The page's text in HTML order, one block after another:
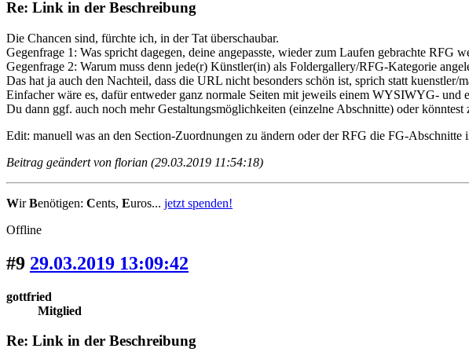
Re: Link in der Beschreibung
Die Chancen sind, fürchte ich, in der Tat überschaubar.
Gegenfrage 1: Was spricht dagegen, deine angepasste, wieder zum Laufen gebrachte RFG
Gegenfrage 2: Warum muss denn jede(r) Künstler(in) als Foldergallery/RFG-Kategorie
Das hat ja auch den Nachteil, dass die URL nicht besonders schön ist, sprich statt
Einfacher wäre es, dafür entweder ganz normale Seiten mit jeweils einem WYSIWYG-
Du dann ggf. auch noch mehr Gestaltungsmöglichkeiten (einzelne Abschnitte) oder
Edit: manuell was an den Section-Zuordnungen zu ändern oder der RFG die FG-
Beitrag geändert von florian (29.03.2019 11:54:18)
WirBenötigen: Cents, Euros... jetzt spenden!
Offline
#9 29.03.2019 13:09:42
gottfried
Mitglied
Re: Link in der Beschreibung